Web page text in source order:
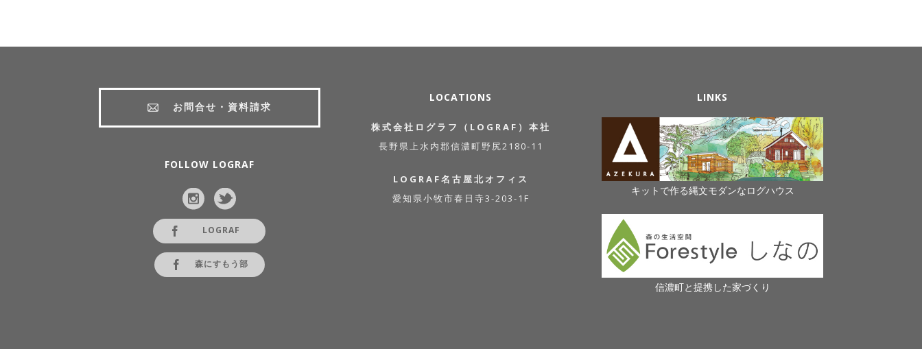
お問合せ・資料請求
FOLLOW LOGRAF
LOGRAF
森にすもう部
LOCATIONS
株式会社ログラフ（LOGRAF）本社
長野県上水内郡信濃町野尻2180-11
LOGRAF名古屋北オフィス
愛知県小牧市春日寺3-203-1F
LINKS
キットで作る縄文モダンなログハウス
信濃町と提携した家づくり